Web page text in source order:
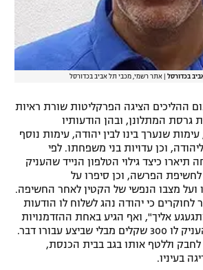
בכדורסל אתר רשמי, מכבי תל אביב בכדורסל
ההליכים הציגה הפרקליטות שורת ראיות
המתלונן, ובהן הודעותיו
שנערך בינו לבין יהודה, עימות נוסף
וכן עדויות בני משפחתו. לפי
כיצד גילוי הטלפון הנייד שהעניק
לחשיפת הפרשה, וכן סיפרו על
ועל מצבו הנפשי של הקטין לאחר החשיפה.
לחוקרים כי יהודה נהג לשלוח לו הודעות
אליך", ואף הגיע באחת ההזדמנויות
לפנימייה שבה למד והעניק לו 300 שקלים מבלי שביצע עבורו דבר.
לחבק וללטף אותו בגב בבית הכנסת,
בעיניו.